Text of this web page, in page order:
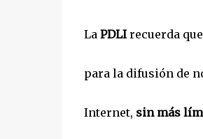
La PDLIrecuerda
para la difusión de
Internet, sin más